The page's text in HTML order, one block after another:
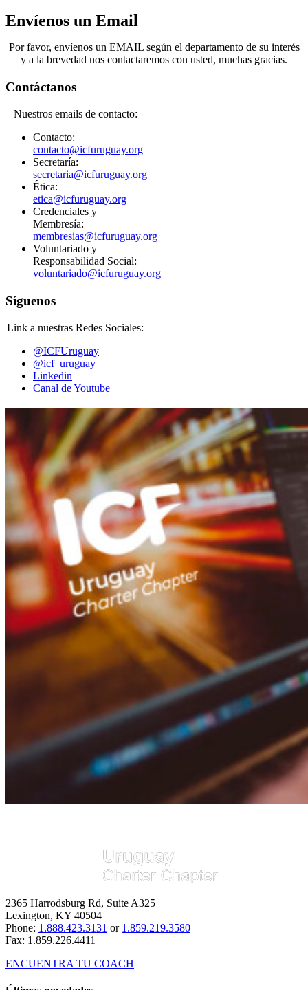
Envíenos un Email
Por favor, envíenos un EMAIL según el departamento de su interés
y a la brevedad nos contactaremos con usted, muchas gracias.
Contáctanos
Nuestros emails de contacto:
Contacto:
contacto@icfuruguay.org
Secretaría:
secretaria@icfuruguay.org
Ética:
etica@icfuruguay.org
Credenciales y
Membresía:
membresias@icfuruguay.org
Voluntariado y
Responsabilidad Social:
voluntariado@icfuruguay.org
Síguenos
Link a nuestras Redes Sociales:
@ICFUruguay
@icf_uruguay
Linkedin
Canal de Youtube
2365 Harrodsburg Rd, Suite A325
Lexington, KY 40504
Phone: 1.888.423.3131 or 1.859.219.3580
Fax: 1.859.226.4411
ENCUENTRA TU COACH